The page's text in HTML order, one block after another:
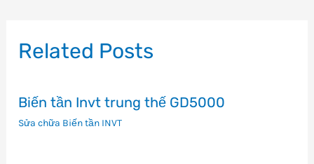
viết
Related Posts
Biến tần Invt trung thế GD5000
Sửa chữa Biến tần INVT